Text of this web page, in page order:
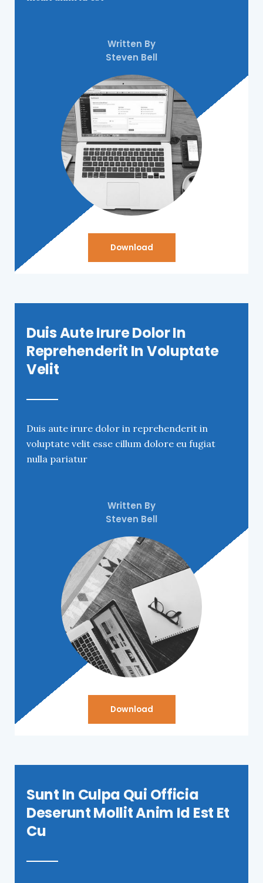
Written By
Steven Bell
Download
Duis Aute Irure Dolor In
Reprehenderit In Voluptate
Velit
Duis aute irure dolor in reprehenderit in
voluptate velit esse cillum dolore eu fugiat
nulla pariatur
Written By
Steven Bell
Download
Sunt In Culpa Qui Officia
Deserunt Mollit Anim Id Est Et
Cu